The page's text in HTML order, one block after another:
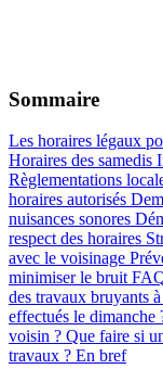
Sommaire
Les horaires légaux
Horaires des samedis
Règlementations
horaires autorisés
nuisances sonores
respect des horaires
avec le voisinage
minimiser le bruit
des travaux bruyants
effectués le dimanche
voisin ? Que faire si
travaux ? En bref